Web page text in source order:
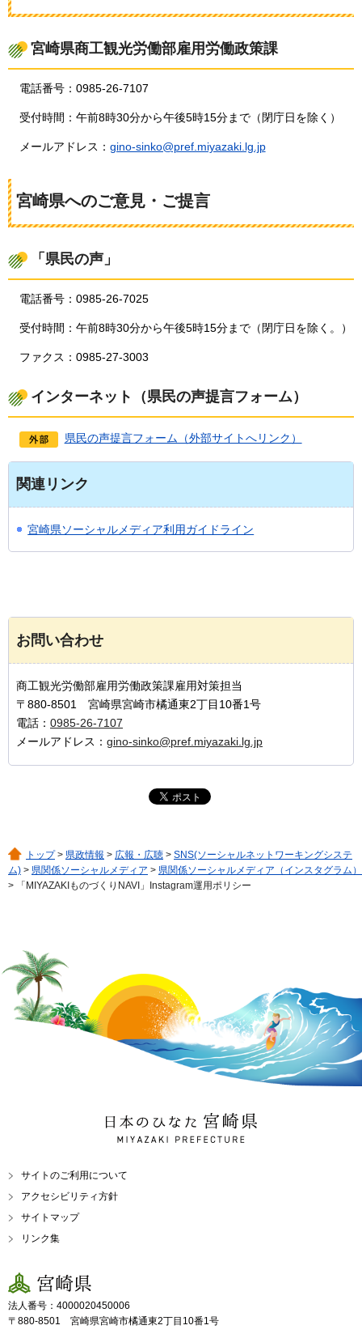
宮崎県商工観光労働部雇用労働政策課
電話番号：0985-26-7107
受付時間：午前8時30分から午後5時15分まで（閉庁日を除く）
メールアドレス： gino-sinko@pref.miyazaki.lg.jp
宮崎県へのご意見・ご提言
「県民の声」
電話番号：0985-26-7025
受付時間：午前8時30分から午後5時15分まで（閉庁日を除く。）
ファクス：0985-27-3003
インターネット（県民の声提言フォーム）
県民の声提言フォーム（外部サイトへリンク）
関連リンク
宮崎県ソーシャルメディア利用ガイドライン
お問い合わせ
商工観光労働部雇用労働政策課雇用対策担当
〒880-8501 宮崎県宮崎市橘通東2丁目10番1号
電話： 0985-26-7107
メールアドレス： gino-sinko@pref.miyazaki.lg.jp
トップ> 県政情報 > 広報・広聴 > SNS(ソーシャルネットワーキングシステ
ム) > 県関係ソーシャルメディア > 県関係ソーシャルメディア（インスタグラム）
> 「MIYAZAKIものづくりNAVI」Instagram運用ポリシー
日本のひなた 宮崎県
MIYAZAKI PREFECTURE
サイトのご利用について
アクセシビリティ方針
サイトマップ
リンク集
宮崎県
法人番号：4000020450006
〒880-8501 宮崎県宮崎市橘通東2丁目10番1号